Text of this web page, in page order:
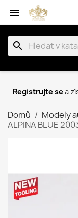

search
Registrujte sea
Domů Modely
ALPINA BLUE